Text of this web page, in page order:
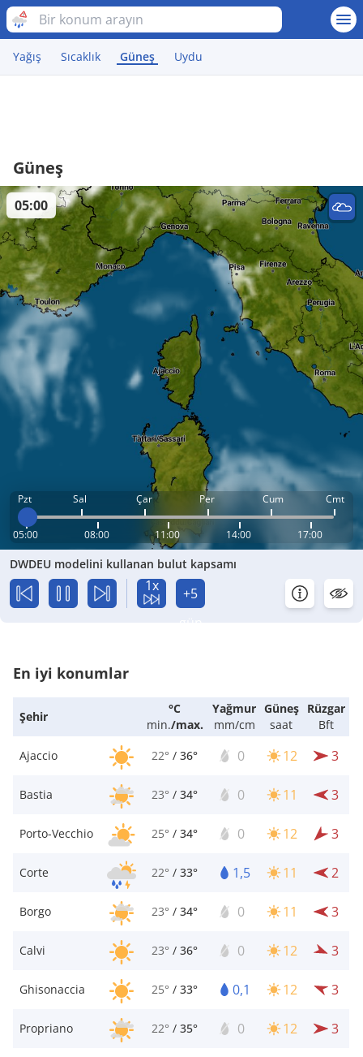
Yağış Sıcaklık Güneş Uydu
Güneş
Pzt Sal Çar Per Cum Cmt
05:00 08:00 11:00 14:00 17:00
05:00
DWDEU modelini kullanan bulut kapsamı
1x
+5
En iyi konumlar
Şehir
°C
min./max.
Yağmur
mm/cm
Güneş
saat
Rüzgar
Bft
Ajaccio
22° / 36° 0 12 3
Bastia 23° / 34° 0 11 3
Porto-Vecchio 25° / 34° 0 12 3
Corte 22° / 33° 1,5 11 2
Borgo 23° / 34° 0 11 3
Calvi 23° / 36° 0 12 3
Ghisonaccia 25° / 33° 0,1 12 3
Propriano 22° / 35° 0 12 3